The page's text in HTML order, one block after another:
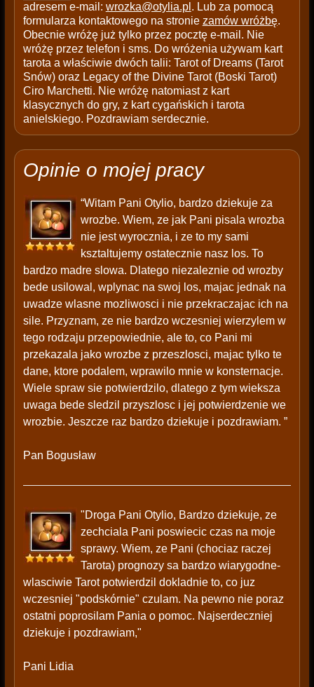
adresem e-mail: wrozka@otylia.pl . Lub za pomocą
formularza kontaktowego na stronie zamów wróżbę.
Obecnie wróżę już tylko przez pocztę e-mail. Nie
wróżę przez telefon i sms. Do wróżenia używam kart
tarota a właściwie dwóch talii: Tarot of Dreams (Tarot
Snów) oraz Legacy of the Divine Tarot (Boski Tarot)
Ciro Marchetti. Nie wróżę natomiast z kart
klasycznych do gry, z kart cygańskich i tarota
anielskiego. Pozdrawiam serdecznie.
Opinie o mojej pracy
“Witam Pani Otylio, bardzo dziekuje za
wrozbe. Wiem, ze jak Pani pisala wrozba
nie jest wyrocznia, i ze to my sami
ksztaltujemy ostatecznie nasz los. To
bardzo madre slowa. Dlatego niezaleznie od wrozby
bede usilowal, wplynac na swoj los, majac jednak na
uwadze wlasne mozliwosci i nie przekraczajac ich na
sile. Przyznam, ze nie bardzo wczesniej wierzylem w
tego rodzaju przepowiednie, ale to, co Pani mi
przekazala jako wrozbe z przeszlosci, majac tylko te
dane, ktore podalem, wprawilo mnie w konsternacje.
Wiele spraw sie potwierdzilo, dlatego z tym wieksza
uwaga bede sledzil przyszlosc i jej potwierdzenie we
wrozbie. Jeszcze raz bardzo dziekuje i pozdrawiam. ”
Pan Bogusław
"Droga Pani Otylio, Bardzo dziekuje, ze
zechciala Pani poswiecic czas na moje
sprawy. Wiem, ze Pani (chociaz raczej
Tarota) prognozy sa bardzo wiarygodne-
wlasciwie Tarot potwierdzil dokladnie to, co juz
wczesniej "podskórnie" czulam. Na pewno nie poraz
ostatni poprosilam Pania o pomoc. Najserdeczniej
dziekuje i pozdrawiam,"
Pani Lidia